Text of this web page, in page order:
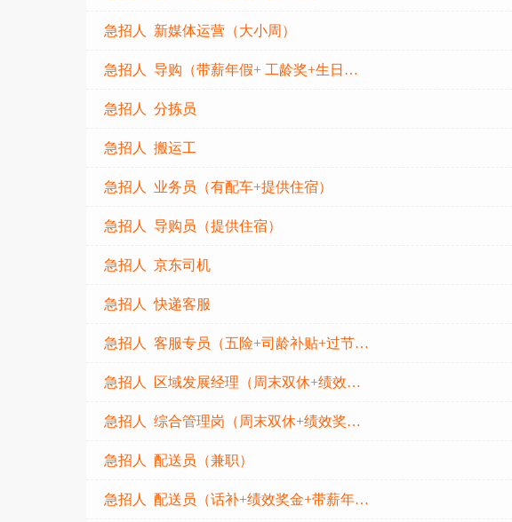
急招人 新媒体运营（大小周）
急招人 导购（带薪年假+ 工龄奖+生日活动补贴+包吃住+年终奖）
急招人 分拣员
急招人 搬运工
急招人 业务员（有配车+提供住宿）
急招人 导购员（提供住宿）
急招人 京东司机
急招人 快递客服
急招人 客服专员（五险+司龄补贴+过节费+高温补贴）
急招人 区域发展经理（周末双休+绩效奖金+晋升空间）
急招人 综合管理岗（周末双休+绩效奖金+晋升空间）
急招人 配送员（兼职）
急招人 配送员（话补+绩效奖金+带薪年假+节日福利）